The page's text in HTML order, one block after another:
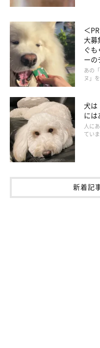
背中はわんちゃんが比較的
はまずここからやさしくな
＜
大募
ぐ
ーの
あの
ヌ」
犬は
には
人に
てい
新着記